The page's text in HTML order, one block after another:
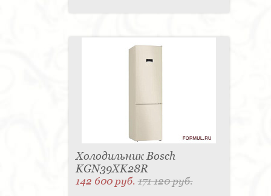
Холодильник Bosch
KGN39XK28R
142 600 руб.171 120 руб.